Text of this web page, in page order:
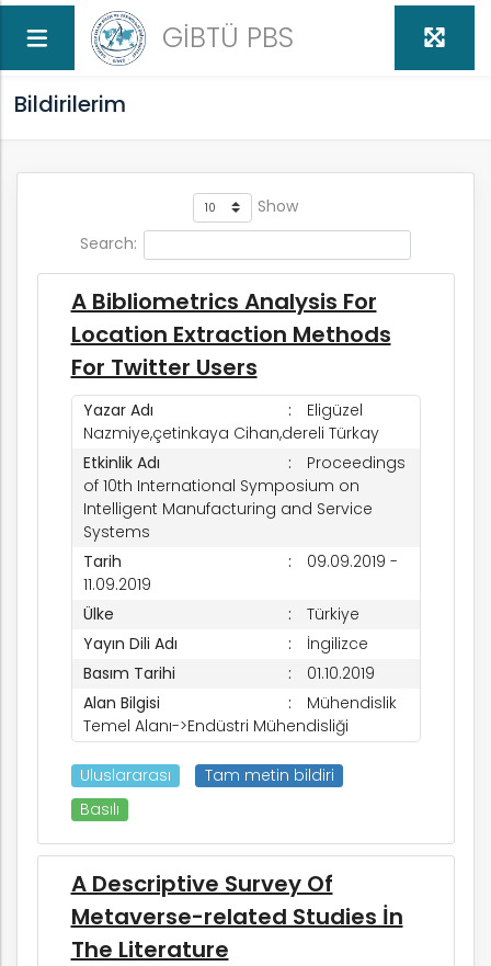
GİBTÜ PBS
Bildirilerim
Show
Search:
A Bibliometrics Analysis For
Location Extraction Methods
For Twitter Users
Yazar Adı
Eligüzel
Nazmiye,çetinkaya Cihan,dereli Türkay
Etkinlik Adı
Proceedings
of 10th International Symposium on
Intelligent Manufacturing and Service
Systems
Tarih
09.09.2019 -
11.09.2019
Ülke
Türkiye
Yayın Dili Adı
İngilizce
Basım Tarihi
01.10.2019
Alan Bilgisi
Mühendislik
Temel Alanı->Endüstri Mühendisliği
Uluslararası
Tam metin bildiri
Basılı
A Descriptive Survey Of
Metaverse-related Studies İn
The Literature